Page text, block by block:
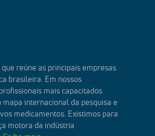
reúne as principais empresas
brasileira. Em nossos
mais capacitados
internacional da pesquisa e
medicamentos. Existimos para
motora da indústria